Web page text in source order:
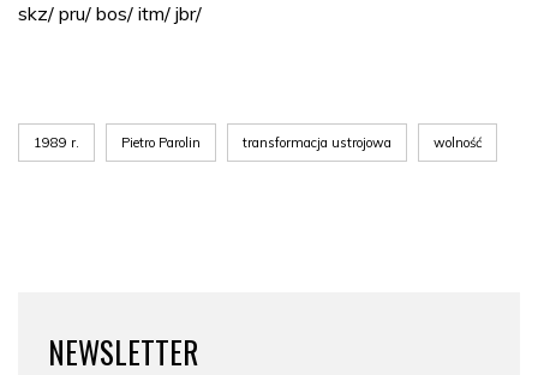
skz/ pru/ bos/ itm/ jbr/
1989 r. Pietro Parolin transformacja ustrojowa wolność
NEWSLETTER